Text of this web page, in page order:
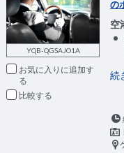
YQB-QGSAJO1A
お気に入りに追加
比較
の
空
続